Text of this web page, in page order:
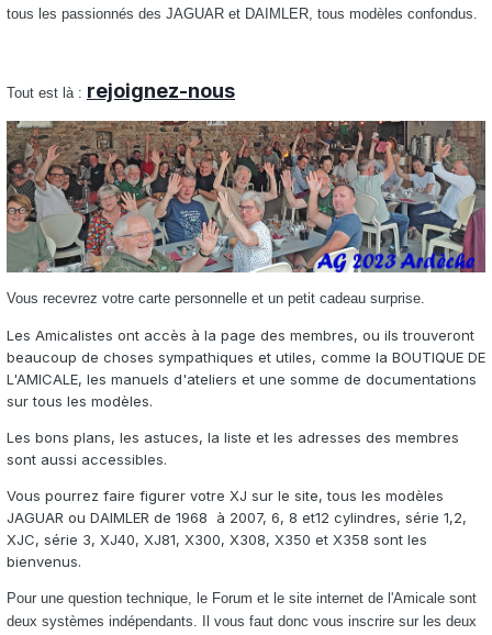
tous les passionnés des JAGUAR et DAIMLER, tous modèles confondus.
Tout est là : rejoignez-nous
Vous recevrez votre carte personnelle et un petit cadeau surprise.
Les Amicalistes ont accès à la page des membres, ou ils trouveront
beaucoup de choses sympathiques et utiles, comme la BOUTIQUE DE
L'AMICALE, les manuels d'ateliers et une somme de documentations
sur tous les modèles.
Les bons plans, les astuces, la liste et les adresses des membres
sont aussi accessibles.
Vous pourrez faire figurer votre XJ sur le site, tous les modèles
JAGUAR ou DAIMLER de 1968 à 2007, 6, 8 et12 cylindres, série 1,2,
XJC, série 3, XJ40, XJ81, X300, X308, X350 et X358 sont les
bienvenus.
Pour une question technique, le Forum et le site internet de l'Amicale sont
deux systèmes indépendants. Il vous faut donc vous inscrire sur les deux